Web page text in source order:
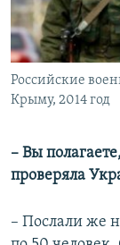
Российские
Крыму, 2014 год
– Вы
проверяла
– Послали же